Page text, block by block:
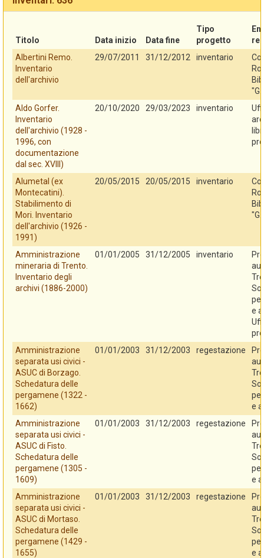
Titolo Data inizio Data fine
Tipo
progetto
Albertini Remo.
Inventario
dell'archivio
29/07/2011 31/12/2012 inventario
Aldo Gorfer.
Inventario
dell'archivio (1928 -
1996, con
documentazione
dal sec. XVIII)
20/10/2020 29/03/2023 inventario
Alumetal (ex
Montecatini).
Stabilimento di
Mori. Inventario
dell'archivio (1926 -
1991)
20/05/2015 20/05/2015 inventario
Amministrazione
mineraria di Trento.
Inventario degli
archivi (1886-2000)
01/01/2005 31/12/2005 inventario
e
Amministrazione
separata usi civici -
ASUC di Borzago.
Schedatura delle
pergamene (1322 -
1662)
01/01/2003 31/12/2003 regestazione
e
Amministrazione
separata usi civici -
ASUC di Fisto.
Schedatura delle
pergamene (1305 -
1609)
01/01/2003 31/12/2003 regestazione
e
Amministrazione
separata usi civici -
ASUC di Mortaso.
Schedatura delle
pergamene (1429 -
1655)
01/01/2003 31/12/2003 regestazione
e